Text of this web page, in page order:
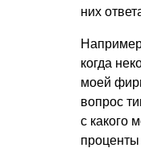
них
когда
моей
вопрос
с какого